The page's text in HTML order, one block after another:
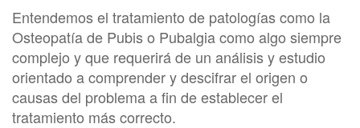
Entendemos el tratamiento de patologías como la
Osteopatía de Pubis o Pubalgia como algo siempre
complejo y que requerirá de un análisis y estudio
orientado a comprender y descifrar el origen o
causas del problema a fin de establecer el
tratamiento más correcto.